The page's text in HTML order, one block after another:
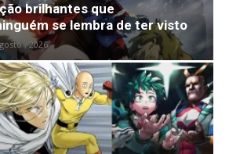
brilhantes que
se lembra de ter visto
, 2026